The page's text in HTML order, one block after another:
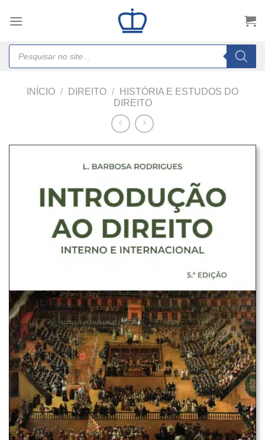
Products
search
INÍCIO / DIREITO /
HISTÓRIA E ESTUDOS DO
DIREITO